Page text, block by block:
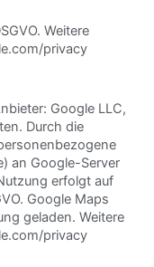
Weitere
privacy
Google LLC,
Durch die
an Google-Server
erfolgt auf
Google Maps
geladen. Weitere
privacy